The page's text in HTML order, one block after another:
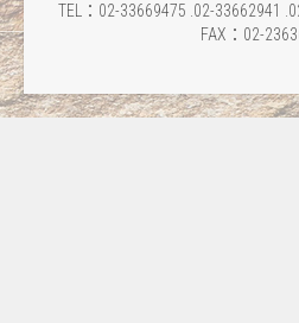
TEL：02-33669475 .02-33662941
FAX：02-